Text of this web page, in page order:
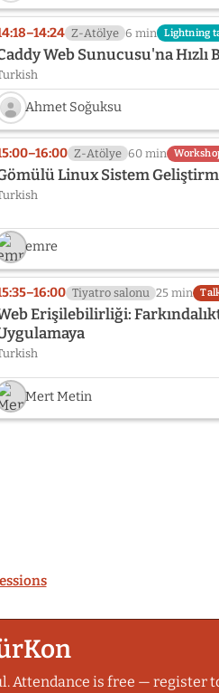
Z-Atölye 6 min Lightning
Web Sunucusu'na Hızlı
not
Ahmet Soğuksu
Z-Atölye 60 min
Linux Sistem
emre
Tiyatro salonu 25 min
Erişilebilirliği:
Mert Metin
Attendance is free — register